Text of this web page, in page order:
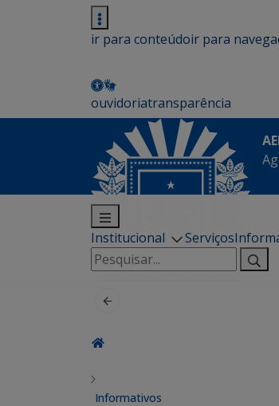
ir para conteúdoir para
ouvidoriatransparência
Institucional Serviços
Pesquisar
por:
Informativos